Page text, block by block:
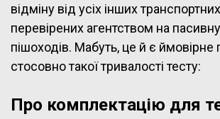
відміну від усіх інших
перевірених агентством на
пішоходів. Мабуть, це й є ймовірне
стосовно такої тривалості тесту:
Про комплектацію для